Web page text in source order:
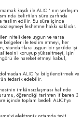
kaydı ile ALICI' nın yerleşim
belirtilen süre zarfında
teslim edilir. Bu süre içinde
feshetme hakkı saklıdır.
niteliklere uygun ve varsa
belgeler ile teslim etmeyi, her
standartlara uygun bir şekilde işi
koruyup yükseltmeyi, işin
ile hareket etmeyi kabul,
ALICI’yı bilgilendirmek ve
tedarik edebilir.
imkânsızlaşması halinde
öğrendiği tarihten itibaren 3
içinde toplam bedeli ALICI’ya